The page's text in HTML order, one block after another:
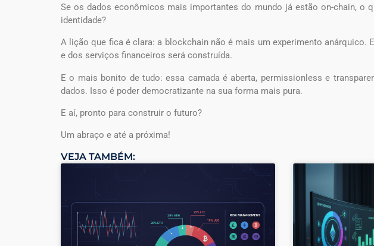
Se os dados econômicos mais importantes do mundo já estão on-chain, o
identidade?
A lição que fica é clara: a blockchain não é mais um experimento anárquico.
e dos serviços financeiros será construída.
E o mais bonito de tudo: essa camada é aberta, permissionless e
dados. Isso é poder democratizante na sua forma mais pura.
E aí, pronto para construir o futuro?
Um abraço e até a próxima!
VEJA TAMBÉM: